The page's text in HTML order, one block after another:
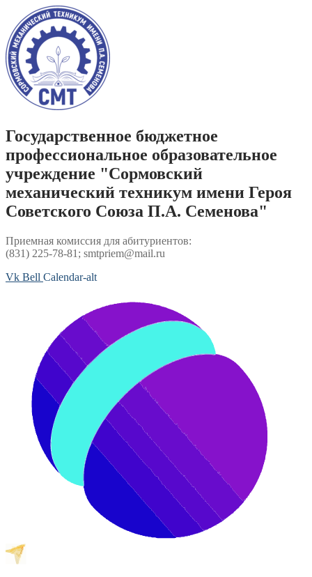
Перейти
содержимому
Государственное бюджетное
профессиональное образовательное
учреждение "Сормовский
механический техникум имени Героя
Советского Союза П.А. Семенова"
Приемная комиссия для абитуриентов:
(831) 225-78-81; smtpriem@mail.ru
Vk Bell Calendar-alt